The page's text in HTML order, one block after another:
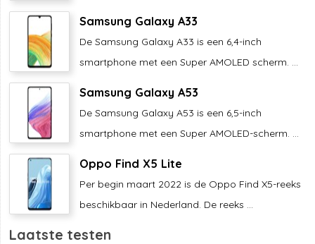
Samsung Galaxy A33
De Samsung Galaxy A33 is een 6,4-inch
smartphone met een Super AMOLED scherm. ...
Samsung Galaxy A53
De Samsung Galaxy A53 is een 6,5-inch
smartphone met een Super AMOLED-scherm. ...
Oppo Find X5 Lite
Per begin maart 2022 is de Oppo Find X5-reeks
beschikbaar in Nederland. De reeks ...
Laatste testen